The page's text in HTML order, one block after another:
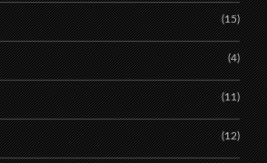
(15)
(4)
(11)
(12)